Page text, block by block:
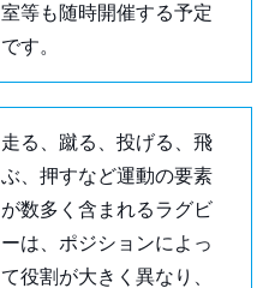
室等も随時開催する予定
です。
走る、蹴る、投げる、飛
ぶ、押すなど運動の要素
が数多く含まれるラグビ
ーは、ポジションによっ
て役割が大きく異なり、